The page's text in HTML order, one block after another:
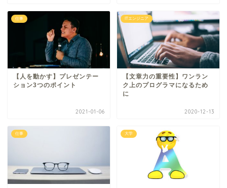
仕事
【人を動かす】プレゼンテー
ション3つのポイント
2021-01-06
ITエンジニア
【文章力の重要性】ワンラン
ク上のプログラマになるため
に
2020-12-13
仕事 大学